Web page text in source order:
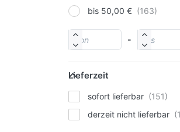
bis 50,00 €
-
Lieferzeit
sofort lieferbar
derzeit nicht lieferbar